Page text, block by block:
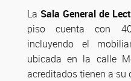
La Sala General de
piso cuenta con
incluyendo el
ubicada en la calle
acreditados tienen a su